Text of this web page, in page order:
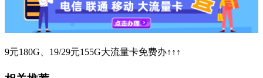
9元180G、19/29元155G大流量卡免费办↑↑↑